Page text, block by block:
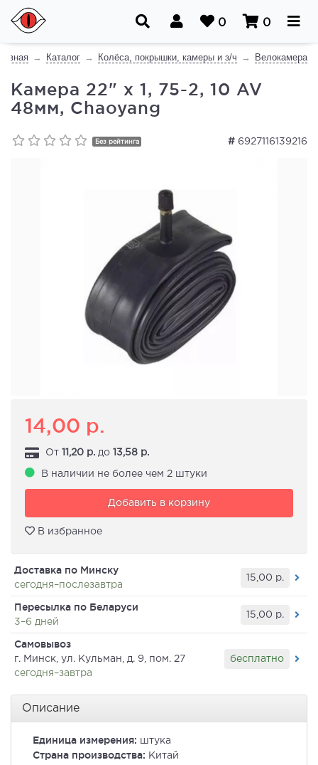
0 0
Каталог Колёса, покрышки, камеры и з/ч Велокамера
Камера 22" x 1, 75-2, 10 AV
48мм, Chaoyang
# 6927116139216
Без рейтинга
14,00 р.
От 11,20 р. до 13,58 р.
В наличии не более чем 2 штуки
Добавить в корзину
В избранное
Доставка по Минску
сегодня–послезавтра
15,00 р.
Пересылка по Беларуси
3–6 дней
15,00 р.
Самовывоз
г. Минск, ул. Кульман, д. 9, пом. 27
сегодня–завтра
бесплатно
Описание
Единица измерения: штука
Страна производства: Китай